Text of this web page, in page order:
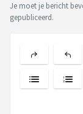
Je moet je bericht
gepubliceerd.